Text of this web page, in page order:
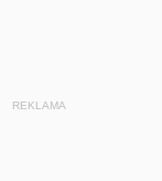
REKLAMA